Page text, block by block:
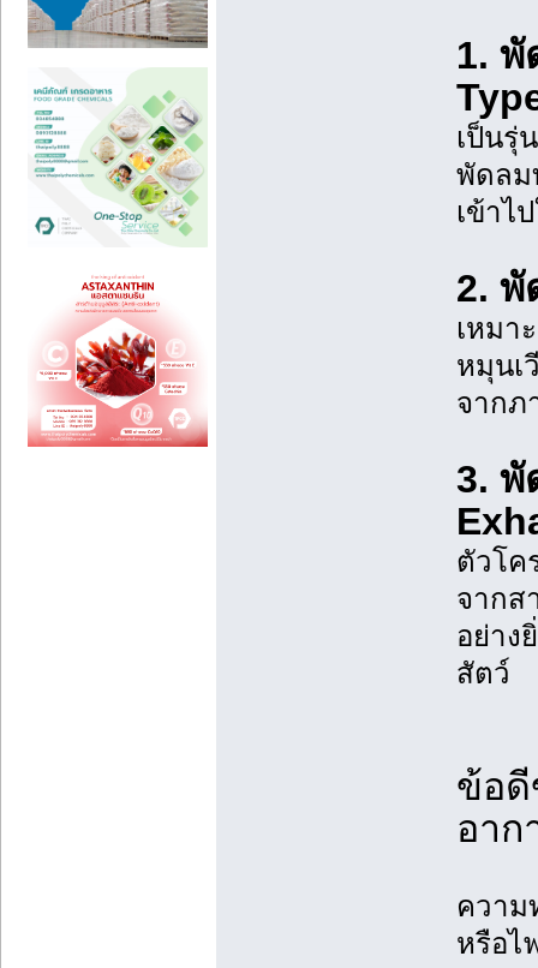
1. พั
เป็นรุ่
พัดลม
เข้าไ
2. พั
เหมา
หมุนเ
จากภ
3. พั
ตัวโค
จากส
อย่าง
สัตว์
ข้อดี
อา
ความ
หรือไ